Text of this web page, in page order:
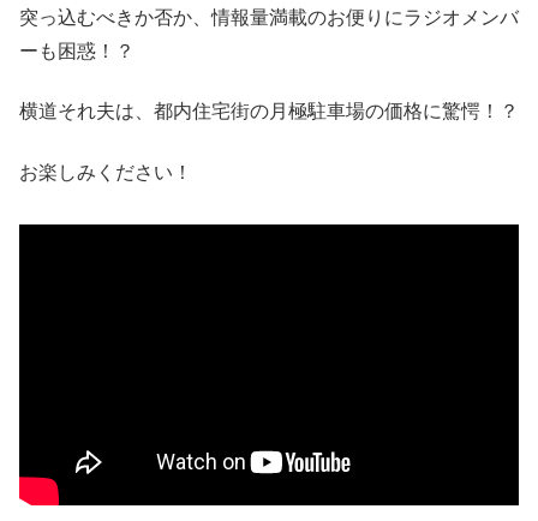
突っ込むべきか否か、情報量満載のお便りにラジオメンバ
ーも困惑！？
横道それ夫は、都内住宅街の月極駐車場の価格に驚愕！？
お楽しみください！